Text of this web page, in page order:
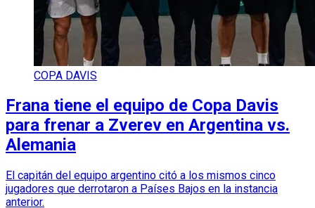
COPA DAVIS
Frana tiene el equipo de Copa Davis
para frenar a Zverev en Argentina vs.
Alemania
El capitán del equipo argentino citó a los mismos cinco
jugadores que derrotaron a Países Bajos en la instancia
anterior.